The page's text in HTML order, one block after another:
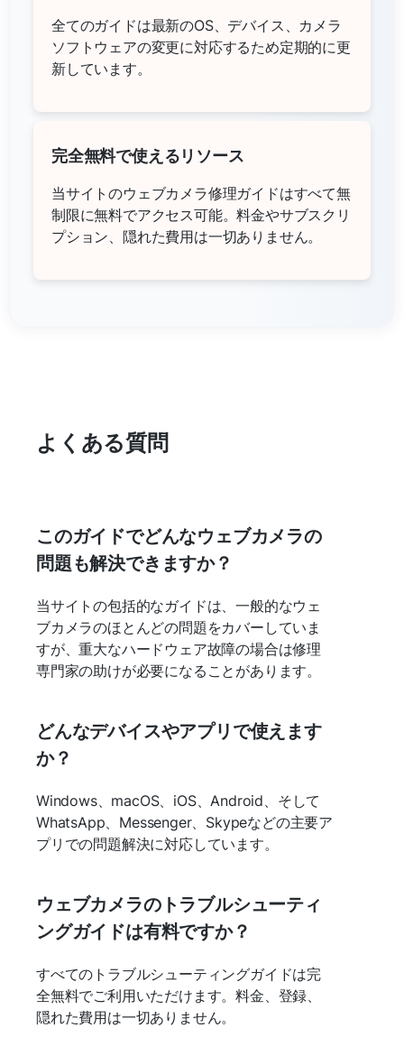
全てのガイドは最新のOS、デバイス、カメラ
ソフトウェアの変更に対応するため定期的に更
新しています。
完全無料で使えるリソース
当サイトのウェブカメラ修理ガイドはすべて無
制限に無料でアクセス可能。料金やサブスクリ
プション、隠れた費用は一切ありません。
よくある質問
このガイドでどんなウェブカメラの
問題も解決できますか？
当サイトの包括的なガイドは、一般的なウェ
ブカメラのほとんどの問題をカバーしていま
すが、重大なハードウェア故障の場合は修理
専門家の助けが必要になることがあります。
どんなデバイスやアプリで使えます
か？
Windows、macOS、iOS、Android、そして
WhatsApp、Messenger、Skypeなどの主要ア
プリでの問題解決に対応しています。
ウェブカメラのトラブルシューティ
ングガイドは有料ですか？
すべてのトラブルシューティングガイドは完
全無料でご利用いただけます。料金、登録、
隠れた費用は一切ありません。